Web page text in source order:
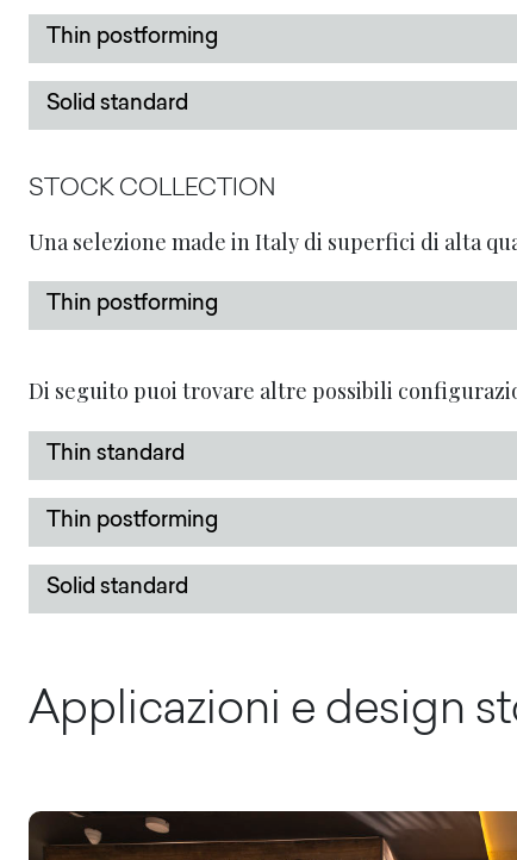
Thin postforming
Solid standard
STOCK COLLECTION
Una selezione made in Italy di superfici di alta
Thin postforming
Di seguito puoi trovare altre possibili
Thin standard
Thin postforming
Solid standard
Applicazioni e design